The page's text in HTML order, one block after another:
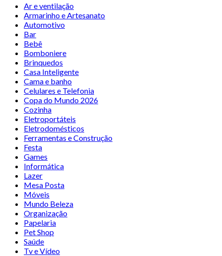
Ar e ventilação
Armarinho e Artesanato
Automotivo
Bar
Bebê
Bomboniere
Brinquedos
Casa Inteligente
Cama e banho
Celulares e Telefonia
Copa do Mundo 2026
Cozinha
Eletroportáteis
Eletrodomésticos
Ferramentas e Construção
Festa
Games
Informática
Lazer
Mesa Posta
Móveis
Mundo Beleza
Organização
Papelaria
Pet Shop
Saúde
Tv e Vídeo